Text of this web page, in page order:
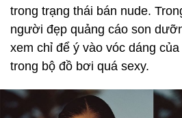
trong trạng thái bán nude.
người đẹp quảng cáo son
xem chỉ để ý vào vóc dáng
trong bộ đồ bơi quá sexy.